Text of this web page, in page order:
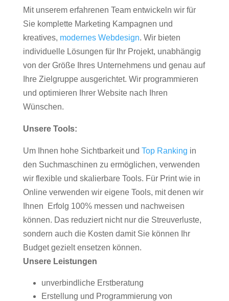
Mit unserem erfahrenen Team entwickeln wir für
Sie komplette Marketing Kampagnen und
kreatives, modernes Webdesign. Wir bieten
individuelle Lösungen für Ihr Projekt, unabhängig
von der Größe Ihres Unternehmens und genau auf
Ihre Zielgruppe ausgerichtet. Wir programmieren
und optimieren Ihrer Website nach Ihren
Wünschen.
Unsere Tools:
Um Ihnen hohe Sichtbarkeit und Top Ranking in
den Suchmaschinen zu ermöglichen, verwenden
wir flexible und skalierbare Tools. Für Print wie in
Online verwenden wir eigene Tools, mit denen wir
Ihnen Erfolg 100% messen und nachweisen
können. Das reduziert nicht nur die Streuverluste,
sondern auch die Kosten damit Sie können Ihr
Budget gezielt ensetzen können.
Unsere Leistungen
unverbindliche Erstberatung
Erstellung und Programmierung von